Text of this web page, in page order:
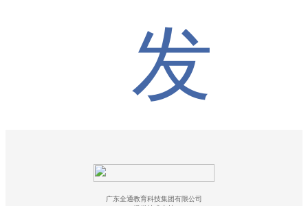
发
广东全通教育科技集团有限公司